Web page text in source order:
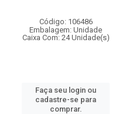
Código: 106486
Embalagem: Unidade
Caixa Com: 24 Unidade(s)
Faça seu login ou
cadastre-se para
comprar.